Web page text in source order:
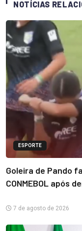
NOTÍCIAS
ESPORTE
Goleira de Pando
CONMEBOL após
7 de agosto de 2026